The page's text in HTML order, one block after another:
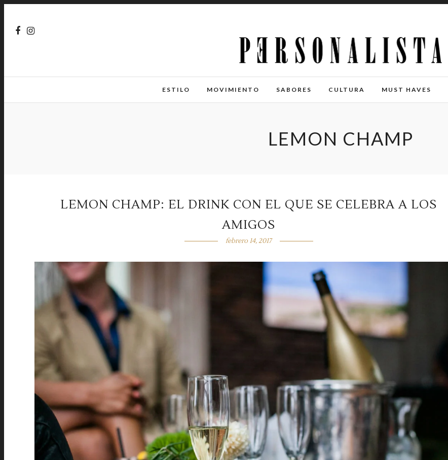
ESTILO MOVIMIENTO SABORES CULTURA MUST HAVES
LEMON CHAMP
LEMON CHAMP: EL DRINK CON EL QUE SE CELEBRA A LOS
AMIGOS
febrero 14, 2017